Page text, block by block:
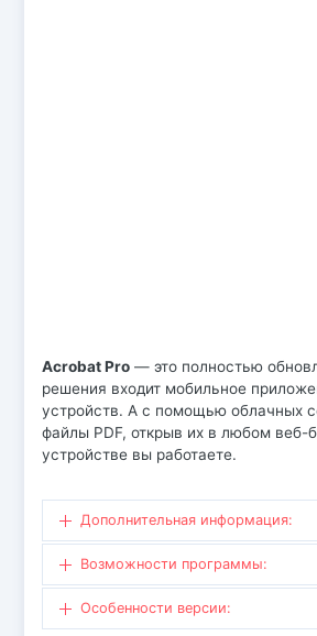
Acrobat Pro— это полностью
решения входит мобильное
устройств. А с помощью облачных
файлы PDF, открыв их в любом веб-
устройстве вы работаете.
Дополнительная информация:
Возможности программы:
Особенности версии: